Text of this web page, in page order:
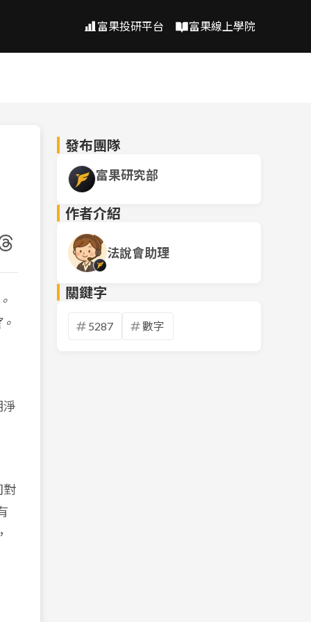
富果投研平台 富果線上學院
淨
對
發布團隊
富果研究部
作者介紹
法說會助理
關鍵字
5287 數字